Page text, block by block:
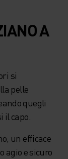
A
si
pelle
quegli
capo.
un efficace
agio e sicuro